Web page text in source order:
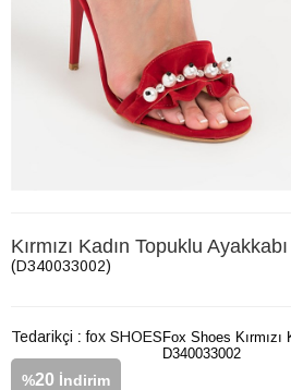
Kırmızı Kadın Topuklu
(D340033002)
Tedarikçi : fox SHOES
%20 İndirim
Fox Shoes Kırmızı
D340033002